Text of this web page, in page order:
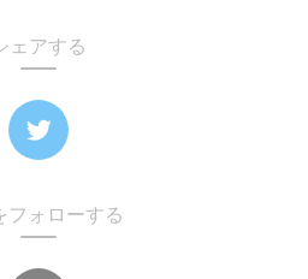
ェアする
フォローする